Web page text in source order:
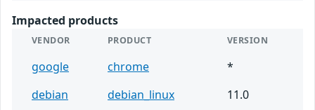
Impacted products
VENDOR PRODUCT VERSION
google chrome
*
debian
debian_linux
11.0